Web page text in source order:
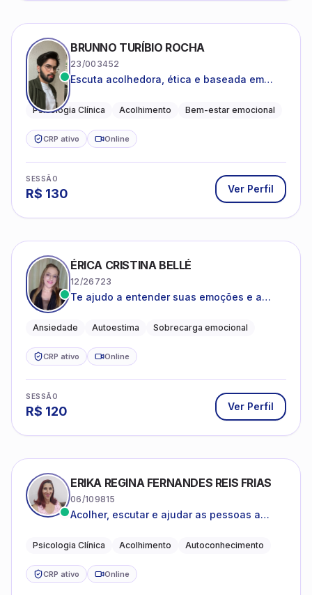
BRUNNO TURÍBIO ROCHA
23/003452
Escuta acolhedora, ética e baseada em
Psicologia Clínica Acolhimento Bem-estar emocional
CRP ativo Online
SESSÃO
R$ 130 Ver Perfil
ÉRICA CRISTINA BELLÉ
12/26723
Te ajudo a entender suas emoções e a
que você está vivendo
Ansiedade Autoestima Sobrecarga emocional
CRP ativo Online
SESSÃO
R$ 120 Ver Perfil
ERIKA REGINA FERNANDES REIS FRIAS
06/109815
Acolher, escutar e ajudar as pessoas a
Psicologia Clínica Acolhimento Autoconhecimento
CRP ativo Online